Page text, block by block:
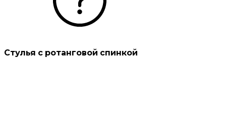
Стулья с ротанговой спинкой